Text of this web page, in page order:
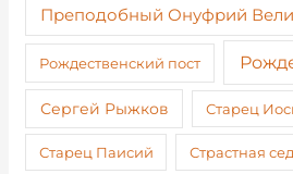
Преподобный Онуфрий
Рождественский пост
Сергей Рыжков Старец
Старец Паисий Страстная